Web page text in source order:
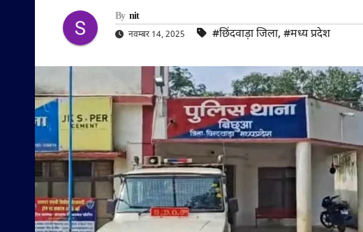
By nit
नवम्बर 14, 2025 #छिंदवाड़ा जिला, #मध्य प्रदेश